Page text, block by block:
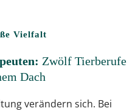
Vielfalt
Zwölf Tierberufe
Dach
verändern sich. Bei